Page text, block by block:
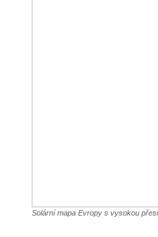
Solární mapa Evropy s vysokou